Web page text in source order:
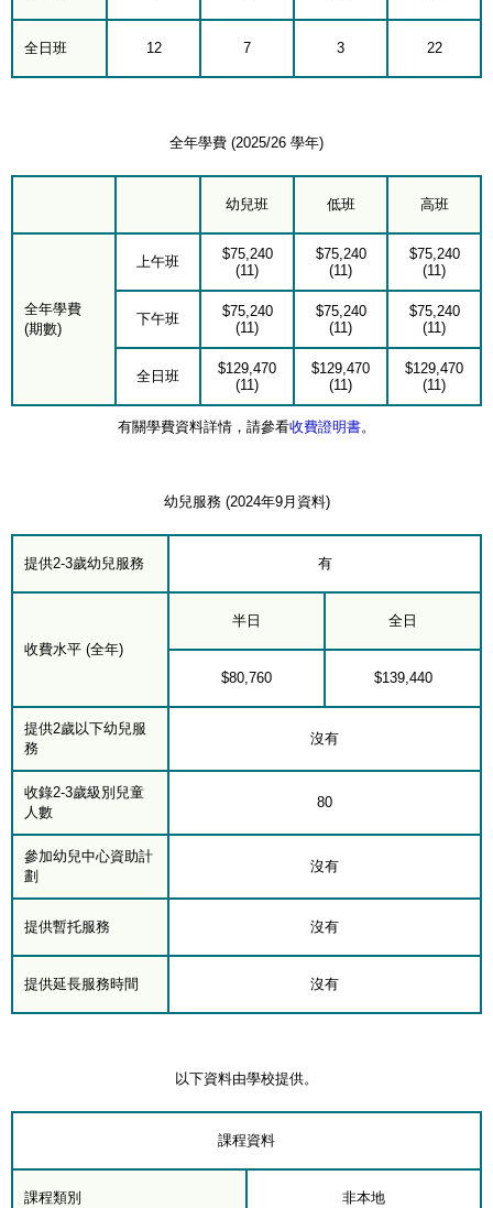
全日班 12 7 3 22
全年學費 (2025/26 學年)
幼兒班 低班 高班
全年學費
(期數)
上午班
$75,240
(11)
$75,240
(11)
$75,240
(11)
下午班
$75,240
(11)
$75,240
(11)
$75,240
(11)
全日班
$129,470
(11)
$129,470
(11)
$129,470
(11)
有關學費資料詳情，請參看收費證明書。
幼兒服務 (2024年9月資料)
提供2-3歲幼兒服務 有
收費水平 (全年)
半日 全日
$80,760 $139,440
提供2歲以下幼兒服
務
沒有
收錄2-3歲級別兒童
人數
80
參加幼兒中心資助計
劃
沒有
提供暫托服務 沒有
提供延長服務時間 沒有
以下資料由學校提供。
課程資料
課程類別 非本地